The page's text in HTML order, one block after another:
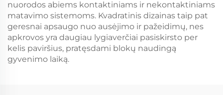
nuorodos abiems kontaktiniams ir nekontaktiniams
matavimo sistemoms. Kvadratinis dizainas taip pat
geresnai apsaugo nuo ausėjimo ir pažeidimų, nes
apkrovos yra daugiau lygiaverčiai pasiskirsto per
kelis paviršius, pratęsdami blokų naudingą
gyvenimo laiką.